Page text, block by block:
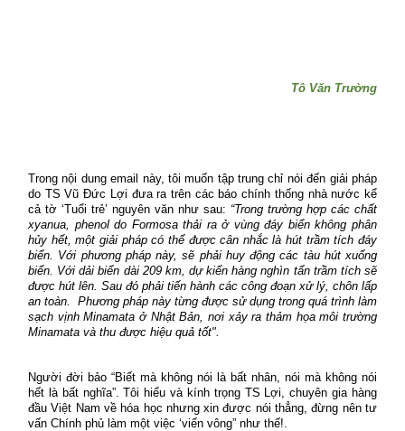
Tô Văn Trường
Trong nội dung email này, tôi muốn tập trung chỉ nói đến giải pháp
do TS Vũ Đức Lợi đưa ra trên các báo chính thống nhà nước kể
cả tờ ‘Tuổi trẻ’ nguyên văn như sau: “Trong trường hợp các chất
xyanua, phenol do Formosa thải ra ở vùng đáy biển không phân
hủy hết, một giải pháp có thể được cân nhắc là hút trầm tích đáy
biển. Với phương pháp này, sẽ phải huy động các tàu hút xuống
biển. Với dải biển dài 209 km, dự kiến hàng nghìn tấn trầm tích sẽ
được hút lên. Sau đó phải tiến hành các công đoạn xử lý, chôn lấp
an toàn.
Phương pháp này từng được sử dụng trong quá trình làm
sạch vịnh Minamata ở Nhật Bản, nơi xảy ra thảm họa môi trường
Minamata và thu được hiệu quả tốt".
Người đời bảo “Biết mà không nói là bất nhân, nói mà không nói
hết là bất nghĩa”. Tôi hiểu và kính trọng TS Lợi, chuyên gia hàng
đầu Việt Nam về hóa học nhưng xin được nói thẳng, đừng nên tư
vấn Chính phủ làm một việc ‘viển vông” như thế!.